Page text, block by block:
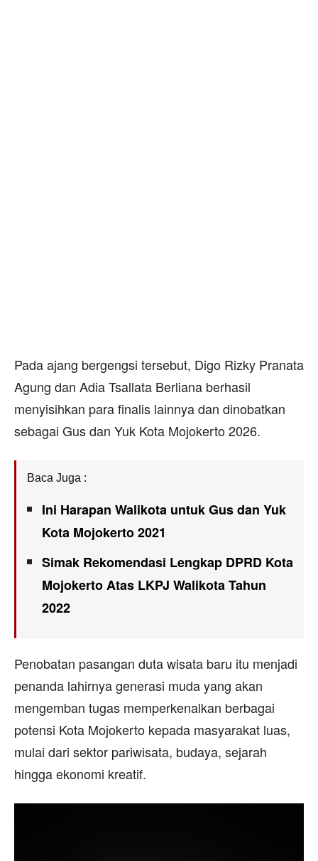
Pada ajang bergengsi tersebut, Digo Rizky Pranata
Agung dan Adia Tsallata Berliana berhasil
menyisihkan para finalis lainnya dan dinobatkan
sebagai Gus dan Yuk Kota Mojokerto 2026.
Baca Juga :
Ini Harapan Walikota untuk Gus dan Yuk
Kota Mojokerto 2021
Simak Rekomendasi Lengkap DPRD Kota
Mojokerto Atas LKPJ Walikota Tahun
2022
Penobatan pasangan duta wisata baru itu menjadi
penanda lahirnya generasi muda yang akan
mengemban tugas memperkenalkan berbagai
potensi Kota Mojokerto kepada masyarakat luas,
mulai dari sektor pariwisata, budaya, sejarah
hingga ekonomi kreatif.